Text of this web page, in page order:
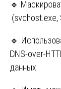
🔹
(svchost.exe,
🔹
DNS-over-
данных.